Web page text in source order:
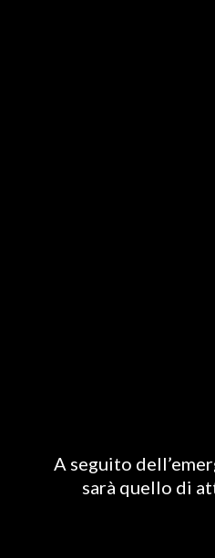
A seguito
sarà quello di